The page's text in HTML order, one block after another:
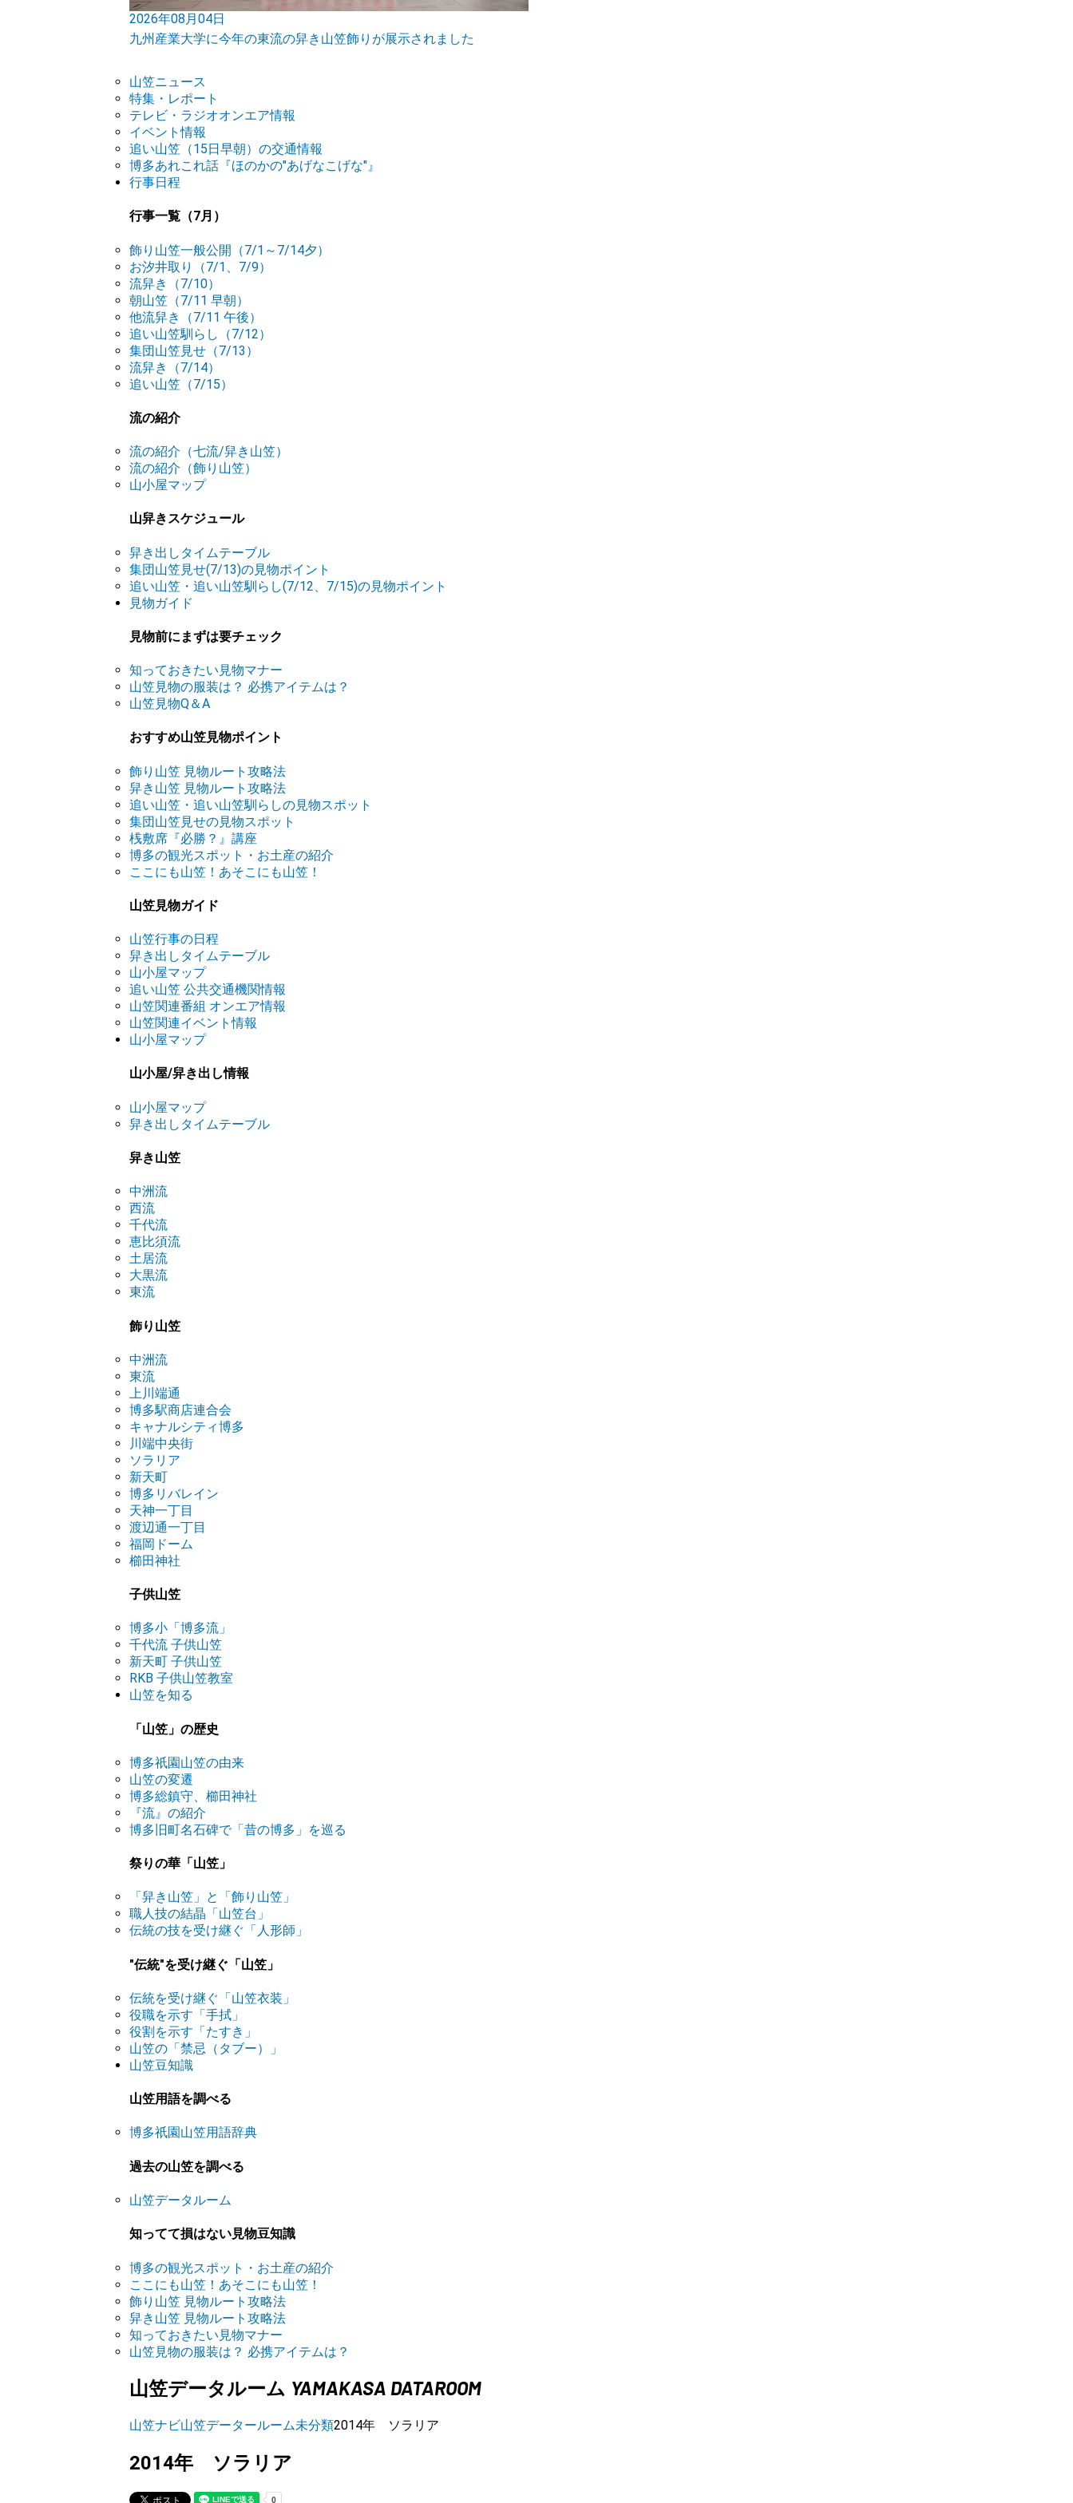
2026年08月04日
九州産業大学に今年の東流の舁き山笠飾りが展示されました
山笠ニュース
特集・レポート
テレビ・ラジオオンエア情報
イベント情報
追い山笠（15日早朝）の交通情報
博多あれこれ話『ほのかの"あげなこげな"』
行事日程
行事一覧（7月）
飾り山笠一般公開（7/1～7/14夕）
お汐井取り（7/1、7/9）
流舁き（7/10）
朝山笠（7/11 早朝）
他流舁き（7/11 午後）
追い山笠馴らし（7/12）
集団山笠見せ（7/13）
流舁き（7/14）
追い山笠（7/15）
流の紹介
流の紹介（七流/舁き山笠）
流の紹介（飾り山笠）
山小屋マップ
山舁きスケジュール
舁き出しタイムテーブル
集団山笠見せ(7/13)の見物ポイント
追い山笠・追い山笠馴らし(7/12、7/15)の見物ポイント
見物ガイド
見物前にまずは要チェック
知っておきたい見物マナー
山笠見物の服装は？ 必携アイテムは？
山笠見物Q＆A
おすすめ山笠見物ポイント
飾り山笠 見物ルート攻略法
舁き山笠 見物ルート攻略法
追い山笠・追い山笠馴らしの見物スポット
集団山笠見せの見物スポット
桟敷席『必勝？』講座
博多の観光スポット・お土産の紹介
ここにも山笠！あそこにも山笠！
山笠見物ガイド
山笠行事の日程
舁き出しタイムテーブル
山小屋マップ
追い山笠 公共交通機関情報
山笠関連番組 オンエア情報
山笠関連イベント情報
山小屋マップ
山小屋/舁き出し情報
山小屋マップ
舁き出しタイムテーブル
舁き山笠
中洲流
西流
千代流
恵比須流
土居流
大黒流
東流
飾り山笠
中洲流
東流
上川端通
博多駅商店連合会
キャナルシティ博多
川端中央街
ソラリア
新天町
博多リバレイン
天神一丁目
渡辺通一丁目
福岡ドーム
櫛田神社
子供山笠
博多小「博多流」
千代流 子供山笠
新天町 子供山笠
RKB 子供山笠教室
山笠を知る
「山笠」の歴史
博多祇園山笠の由来
山笠の変遷
博多総鎮守、櫛田神社
『流』の紹介
博多旧町名石碑で「昔の博多」を巡る
祭りの華「山笠」
「舁き山笠」と「飾り山笠」
職人技の結晶「山笠台」
伝統の技を受け継ぐ「人形師」
"伝統"を受け継ぐ「山笠」
伝統を受け継ぐ「山笠衣装」
役職を示す「手拭」
役割を示す「たすき」
山笠の「禁忌（タブー）」
山笠豆知識
山笠用語を調べる
博多祇園山笠用語辞典
過去の山笠を調べる
山笠データルーム
知ってて損はない見物豆知識
博多の観光スポット・お土産の紹介
ここにも山笠！あそこにも山笠！
飾り山笠 見物ルート攻略法
舁き山笠 見物ルート攻略法
知っておきたい見物マナー
山笠見物の服装は？ 必携アイテムは？
山笠データルーム YAMAKASA DATAROOM
山笠ナビ山笠データールーム未分類2014年 ソラリア
2014年 ソラリア